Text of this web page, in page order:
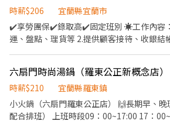
錯過就沒有了! . ⸻【應徵方式】⸻ ⚡ 搶
刀點下方 "立即應徵", 顧問線上馬上回覆安
@922vyxod (一定要加 @ 喔) 加入後請按照
處理! 🚫 求職完全免收費 🤝 安心上工有保障
時薪$206
宜蘭縣宜蘭市
✔️享勞團保✔️錄取高✔️固定班別 ☀️工作內容
運、盤點、理貨等 2.提供顧客接待、收銀結
地點： 宜蘭泰山店 宜蘭縣宜蘭市泰山路
縣宜蘭市中山路二段153號1樓 宜蘭校舍店
79號1樓 宜蘭民族店 宜蘭縣宜蘭市民族路360號1樓 _ ✨
加入 🍯https://lin.ee/WtVXeEh (加入告知姓
可) ✨線上詢問或點選立即應徵 ✨諮詢專線
六扇門時尚湯鍋（羅東公正新概念店）
時薪$210
宜蘭縣羅東鎮
小火鍋（六扇門羅東公正店） 🙌長期早、
配合排班） 上班時段09：00~17:00 17：00~24:00 200/H 勞健保 勞